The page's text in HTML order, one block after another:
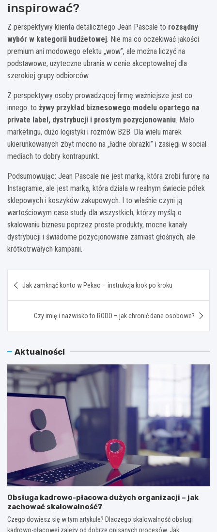
inspirować?
Z perspektywy klienta detalicznego Jean Pascale to rozsądny
wybór w kategorii budżetowej. Nie ma co oczekiwać jakości
premium ani modowego efektu „wow”, ale można liczyć na
podstawowe, użyteczne ubrania w cenie akceptowalnej dla
szerokiej grupy odbiorców.
Z perspektywy osoby prowadzącej firmę ważniejsze jest co
innego: to żywy przykład biznesowego modelu opartego na
private label, dystrybucji i prostym pozycjonowaniu. Mało
marketingu, dużo logistyki i rozmów B2B. Dla wielu marek
ukierunkowanych zbyt mocno na „ładne obrazki” i zasięgi w social
mediach to dobry kontrapunkt.
Podsumowując: Jean Pascale nie jest marką, która zrobi furorę na
Instagramie, ale jest marką, która działa w realnym świecie półek
sklepowych i koszyków zakupowych. I to właśnie czyni ją
wartościowym case study dla wszystkich, którzy myślą o
skalowaniu biznesu poprzez proste produkty, mocne kanały
dystrybucji i świadome pozycjonowanie zamiast głośnych, ale
krótkotrwałych kampanii.
wpisu
Jak zamknąć konto w Pekao – instrukcja krok po kroku
Czy imię i nazwisko to RODO – jak chronić dane osobowe?
Aktualności
Obsługa kadrowo-płacowa dużych organizacji – jak
zachować skalowalność?
Czego dowiesz się w tym artykule? Dlaczego skalowalność obsługi
kadrowo-płacowej zależy od dobrze opisanych procesów. Jak